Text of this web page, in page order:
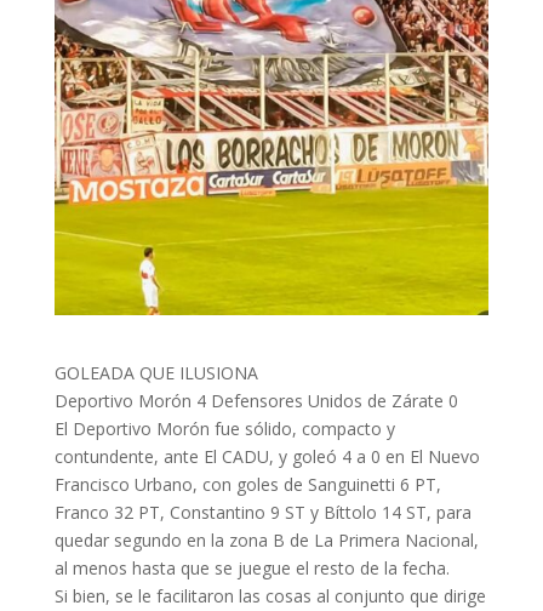
GOLEADA QUE ILUSIONA
Deportivo Morón 4 Defensores Unidos de Zárate 0
El Deportivo Morón fue sólido, compacto y
contundente, ante El CADU, y goleó 4 a 0 en El Nuevo
Francisco Urbano, con goles de Sanguinetti 6 PT,
Franco 32 PT, Constantino 9 ST y Bíttolo 14 ST, para
quedar segundo en la zona B de La Primera Nacional,
al menos hasta que se juegue el resto de la fecha.
Si bien, se le facilitaron las cosas al conjunto que dirige